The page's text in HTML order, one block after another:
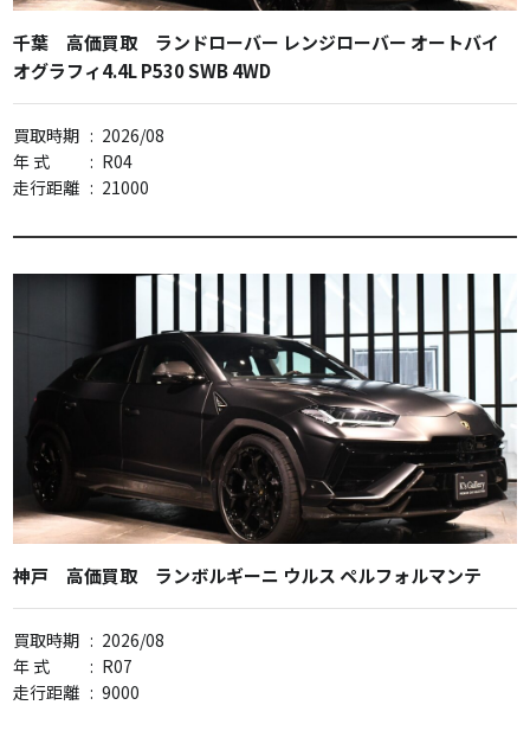
千葉 高価買取 ランドローバー レンジローバー オートバイ
オグラフィ4.4L P530 SWB 4WD
買取時期 : 2026/08
年 式
: R04
走行距離 : 21000
神戸 高価買取 ランボルギーニ ウルス ペルフォルマンテ
買取時期 : 2026/08
年 式
: R07
走行距離 : 9000